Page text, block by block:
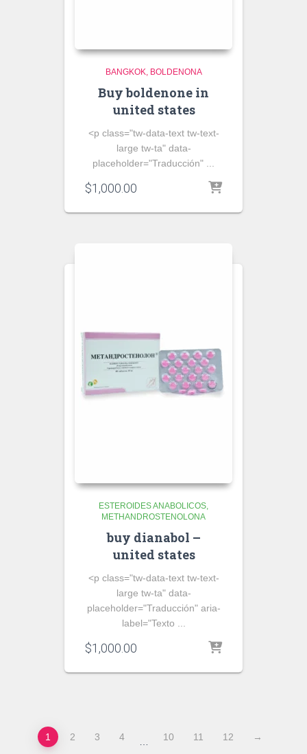
BANGKOK BOLDENONA
Buy boldenone in
united states
<p class="tw-data-text tw-text-
large tw-ta" data-
placeholder="Traducción" ...
$1,000.00
ESTEROIDES ANABOLICOS
METHANDROSTENOLONA
buy dianabol –
united states
<p class="tw-data-text tw-text-
large tw-ta" data-
placeholder="Traducción" aria-
label="Texto ...
$1,000.00
1 2 3 4 10 11 12 →